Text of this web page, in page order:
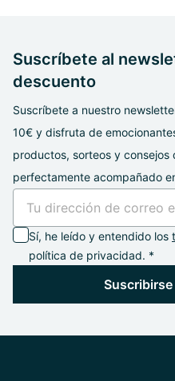
Suscríbete al
descuento
Suscríbete a nuestro
10€ y disfruta de
productos, sorteos y consejos
perfectamente acompañado
Sí, he leído y entendido los
política de privacidad. *